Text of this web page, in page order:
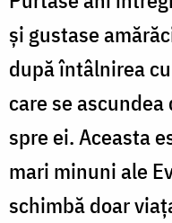
și gustase
după întâlnirea
care se
spre ei. Aceasta
mari minuni ale
schimbă doar